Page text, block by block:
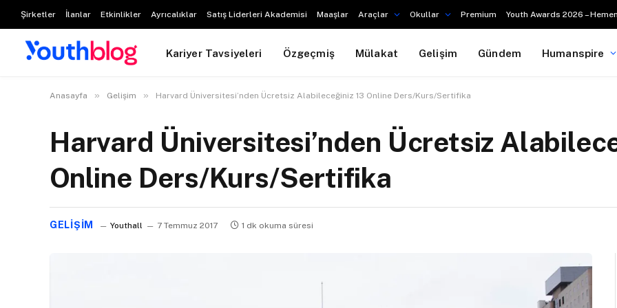
Şirketler İlanlar Etkinlikler Ayrıcalıklar Satış Liderleri Akademisi Maaşlar Araçlar Okullar Premium Youth Awards 2026 –
Kariyer Tavsiyeleri Özgeçmiş Mülakat Gelişim Gündem Humanspire
Anasayfa » Gelişim » Harvard Üniversitesi’nden Ücretsiz Alabileceğiniz 13 Online Ders/Kurs/Sertifika
Harvard Üniversitesi’nden Ücretsiz
Online Ders/Kurs/Sertifika
GELIŞIM Youthall 7 Temmuz 2017 1 dk okuma süresi